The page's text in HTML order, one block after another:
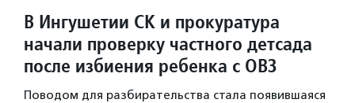
В Ингушетии СК и прокуратура
начали проверку частного детсада
после избиения ребенка с ОВЗ
Поводом для разбирательства стала появившаяся